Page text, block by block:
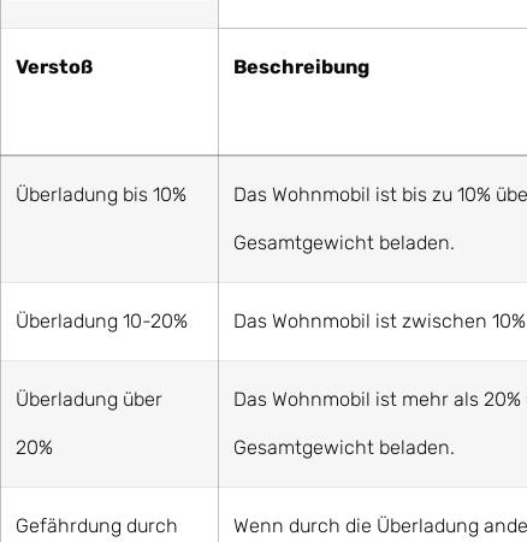
Verstoß Beschreibung
Überladung bis 10% Das Wohnmobil ist bis zu 10%
Gesamtgewicht beladen.
Überladung 10-20% Das Wohnmobil ist zwischen
Überladung über
20%
Das Wohnmobil ist mehr als
Gesamtgewicht beladen.
Gefährdung durch Wenn durch die Überladung